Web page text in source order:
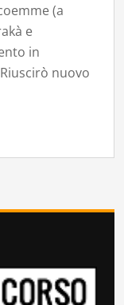
(a
e
in
nuovo